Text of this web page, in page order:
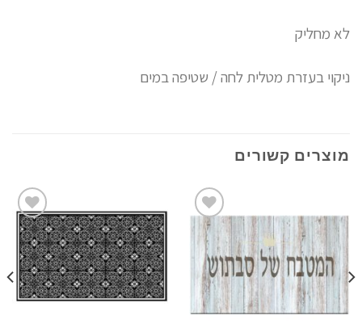
לא מחליק
ניקוי בעזרת מטלית לחה / שטיפה במים
מוצרים קשורים
הוסף
לרשימת
המשאלות
הוסף
לרשימת
המשאלות